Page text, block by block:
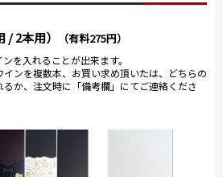
2本用） （有料275円）
を入れることが出来ます。
ンを複数本、お買い求め頂いたは、どちらの
か、注文時に「備考欄」にてご連絡くださ